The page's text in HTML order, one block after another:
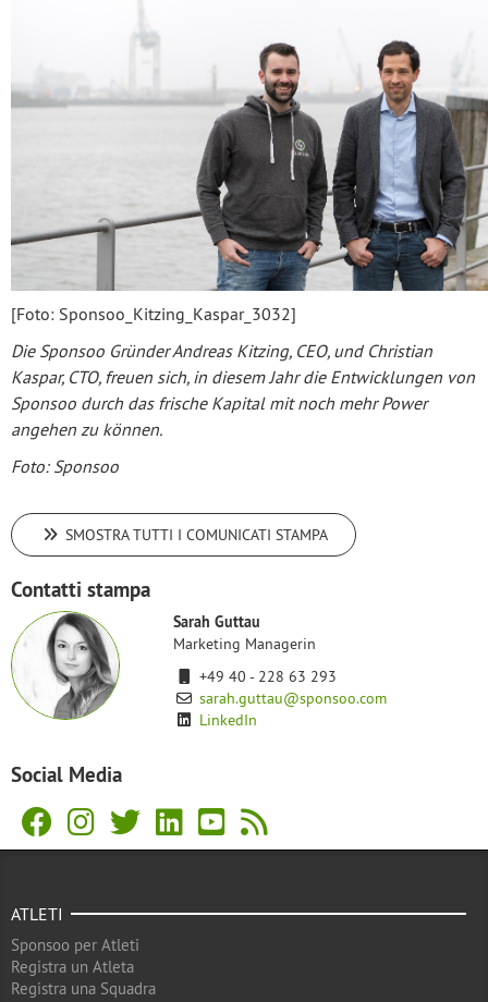
[Foto: Sponsoo_Kitzing_Kaspar_3032]
Die Sponsoo Gründer Andreas Kitzing, CEO, und Christian
Kaspar, CTO, freuen sich, in diesem Jahr die Entwicklungen von
Sponsoo durch das frische Kapital mit noch mehr Power
angehen zu können.
Foto: Sponsoo
SMOSTRA TUTTI I COMUNICATI STAMPA
Contatti stampa
Sarah Guttau
Marketing Managerin
+49 40 - 228 63 293
sarah.guttau@sponsoo.com
LinkedIn
Social Media
ATLETI
Sponsoo per Atleti
Registra un Atleta
Registra una Squadra